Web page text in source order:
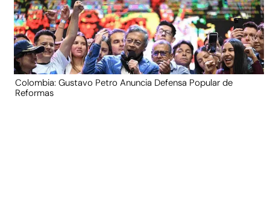
Colombia: Gustavo Petro Anuncia Defensa Popular de
Reformas